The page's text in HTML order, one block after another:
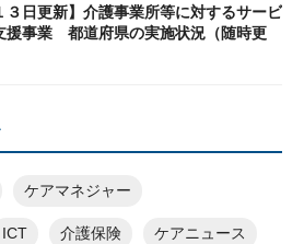
３日更新】介護事業所等に対するサービ
援事業 都道府県の実施状況（随時更
ケアマネジャー
ICT 介護保険 ケアニュース